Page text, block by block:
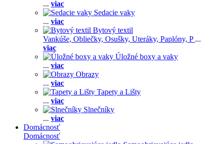
... viac
Sedacie vaky
... viac
Bytový textil
Vankúše, Obliečky, Osušky, Uteráky, Paplóny, P ...
viac
Úložné boxy a vaky
... viac
Obrazy
... viac
Tapety a Lišty
... viac
Slnečníky
... viac
Domácnosť
Domácnosť